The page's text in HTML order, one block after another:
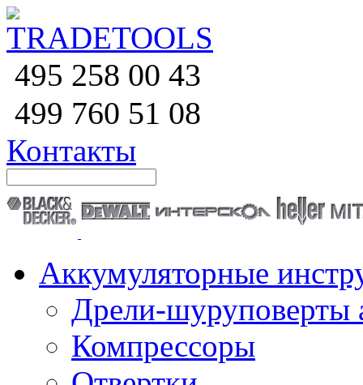
495 258 00 43
499 760 51 08
Контакты
Аккумуляторные
Дрели-шуруповерты
Компрессоры